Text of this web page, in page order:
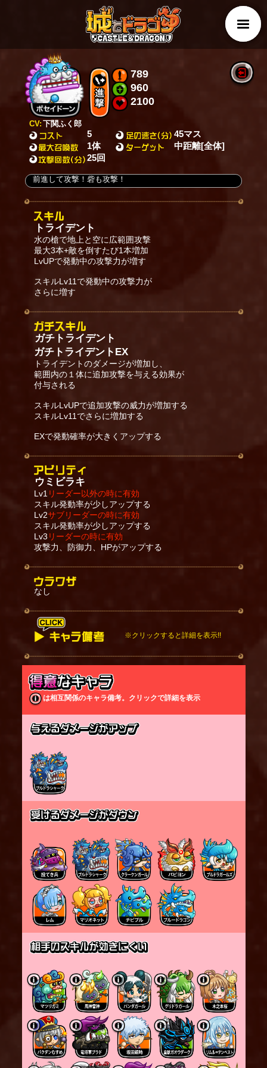
CV: 下関ふく郎
789
960
2100
5
1体
25回
45マス
中距離[全体]
前進して攻撃！砦も攻撃！
トライデント
水の槍で地上と空に広範囲攻撃
最大3本+敵を倒すたび1本増加
LvUPで発動中の攻撃力が増す
スキルLv11で発動中の攻撃力が
さらに増す
ガチトライデント
ガチトライデントEX
トライデントのダメージが増加し、
範囲内の１体に追加攻撃を与える効果が
付与される
スキルLvUPで追加攻撃の威力が増加する
スキルLv11でさらに増加する
EXで発動確率が大きくアップする
ウミビラキ
Lv1 リーダー以外の時に有効
スキル発動率が少しアップする
Lv2サブリーダーの時に有効
スキル発動率が少しアップする
Lv3 リーダーの時に有効
攻撃力、防御力、HPがアップする
なし
※クリックすると詳細を表示!!
スキルを発動し、水の槍で攻撃する状態の間は、受
けるダメージが軽減される。
水の槍で複数の敵を同時に倒した場合、回復量は最
大2本までとなる。水の槍では砦に攻撃を行わない。
水の槍が出ている間、攻撃せずに一定時間が経過す
ると通常の状態に戻る。
は相互関係のキャラ備考。クリックで詳細を表示